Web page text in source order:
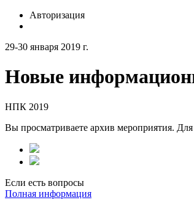
Авторизация
29-30 января 2019 г.
Новые
НПК 2019
Вы просматриваете архив мероприятия.
Если есть вопросы
Полная информация